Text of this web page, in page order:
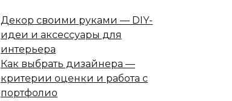
Декор своими руками — DIY-
идеи и аксессуары для
интерьера
Как выбрать дизайнера —
критерии оценки и работа с
портфолио